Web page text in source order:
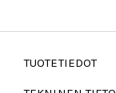
TUOTETIEDOT